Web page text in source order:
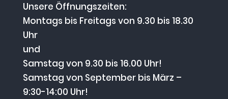
Unsere Öffnungszeiten:
Montags bis Freitags von 9.30 bis 18.30
Uhr
und
Samstag von 9.30 bis 16.00 Uhr!
Samstag von September bis März –
9:30-14:00 Uhr!